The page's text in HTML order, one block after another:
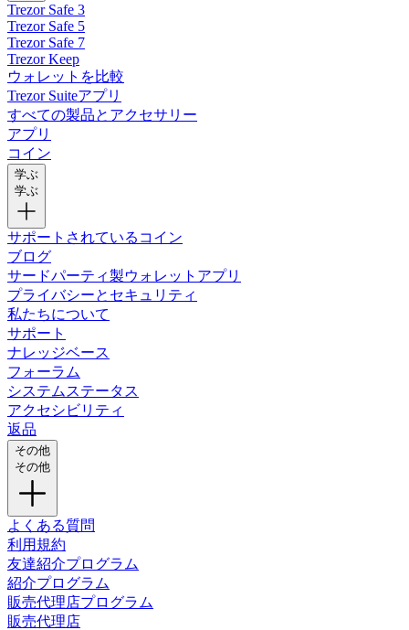
Trezor Safe 3
Trezor Safe 5
Trezor Safe 7
Trezor Keep
ウォレットを比較
Trezor Suiteアプリ
すべての製品とアクセサリー
アプリ
コイン
学ぶ
学ぶ
サポートされているコイン
ブログ
サードパーティ製ウォレットアプリ
プライバシーとセキュリティ
私たちについて
サポート
ナレッジベース
フォーラム
システムステータス
アクセシビリティ
返品
その他
その他
よくある質問
利用規約
友達紹介プログラム
紹介プログラム
販売代理店プログラム
販売代理店